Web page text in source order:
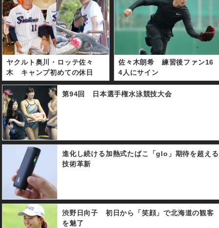
ヤクルト奥川・ロッテ佐々
木 キャンプ初めての休日
佐々木朗希 練習後ファン16
4人にサイン
第94回 日本選手権水泳競技大会
進化し続ける加熱式たばこ「glo」期待を超える
技術革新
渋野日向子 初日から「笑顔」で北海道の観客
を魅了